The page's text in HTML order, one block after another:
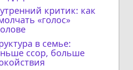
критик: как
«голос»
в семье:
ссор, больше